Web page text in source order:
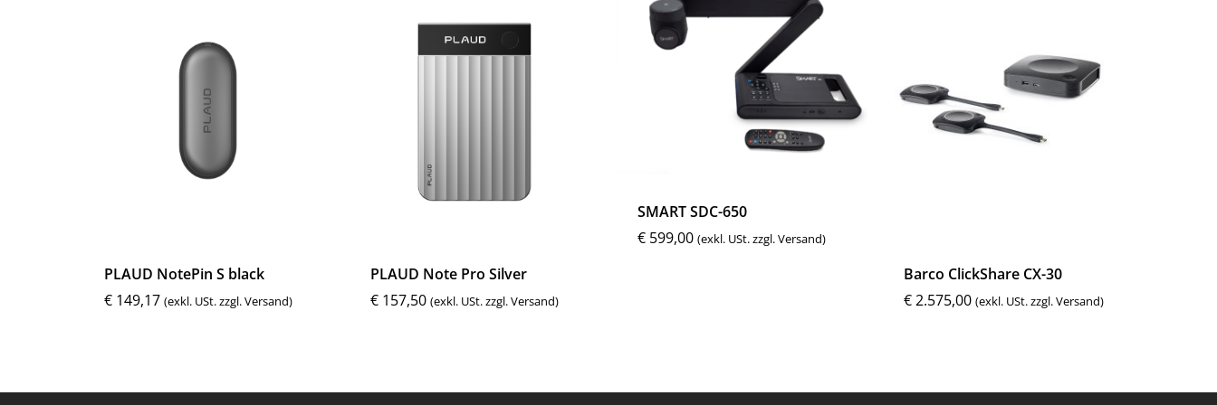
PLAUD NotePin S black
€ 149,17 (exkl. USt. zzgl. Versand)
PLAUD Note Pro Silver
€ 157,50 (exkl. USt. zzgl. Versand)
SMART SDC-650
€599,00 (exkl. USt. zzgl. Versand)
Barco ClickShare CX-30
€2.575,00 (exkl. USt. zzgl. Versand)